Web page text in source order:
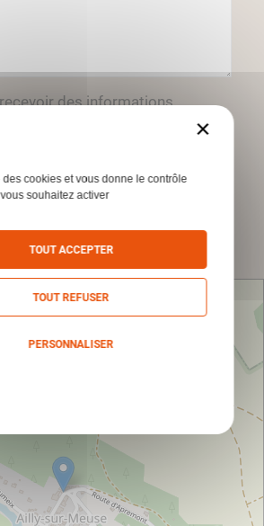
des informations
produits et services Humbert
Envoyer
×
cookies et vous donne le contrôle
souhaitez activer
TOUT ACCEPTER
TOUT REFUSER
PERSONNALISER